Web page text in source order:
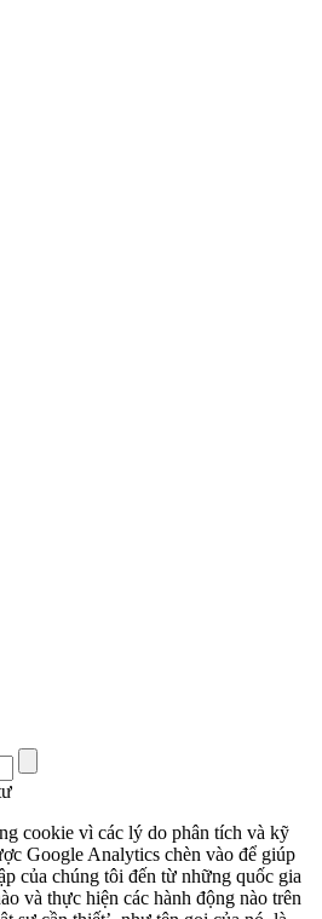
cookie vì các lý do phân tích và kỹ
Google Analytics chèn vào để giúp
của chúng tôi đến từ những quốc gia
và thực hiện các hành động nào trên